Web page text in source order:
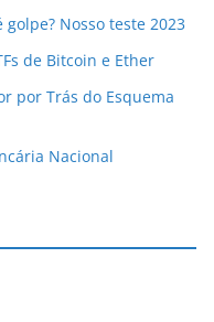
Nosso teste 2023
de Bitcoin e Ether
por Trás do Esquema
Nacional